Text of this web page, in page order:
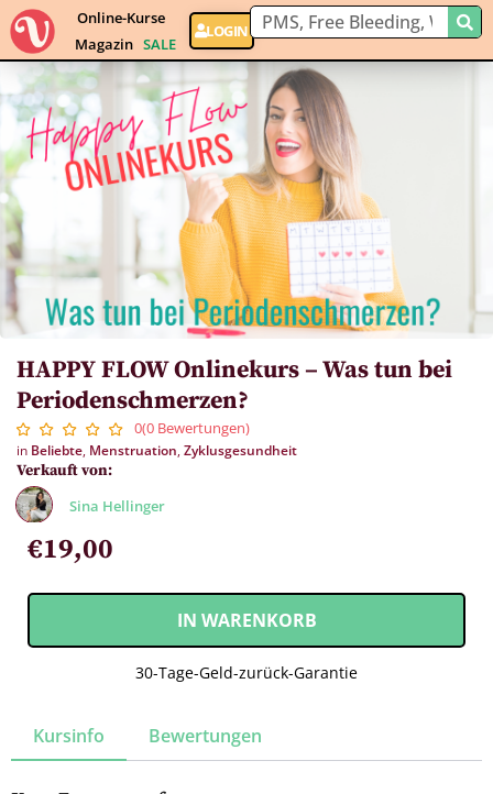
Online-Kurse
Magazin SALE
LOGIN
HAPPY FLOW Onlinekurs – Was tun bei
Periodenschmerzen?
0(0 Bewertungen)
in Beliebte, Menstruation,Zyklusgesundheit
Verkauft von:
Sina Hellinger
€19,00
IN WARENKORB
30-Tage-Geld-zurück-Garantie
Kursinfo Bewertungen